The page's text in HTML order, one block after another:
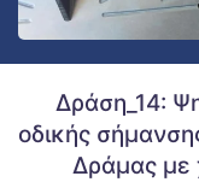
Δράση_14:
οδικής
Δράμας με